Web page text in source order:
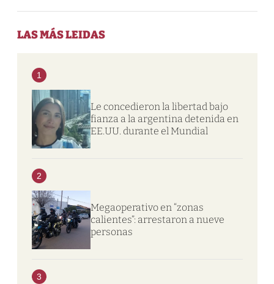
LAS MÁS LEIDAS
1
Le concedieron la libertad bajo
fianza a la argentina detenida en
EE.UU. durante el Mundial
2
Megaoperativo en “zonas
calientes”: arrestaron a nueve
personas
3